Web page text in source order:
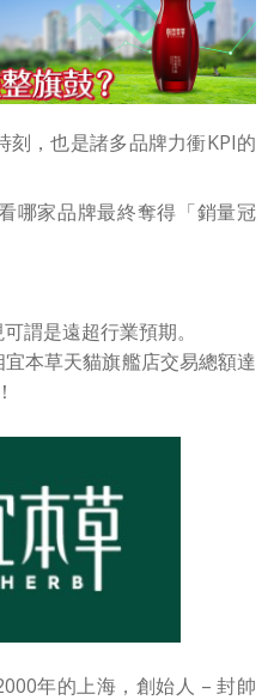
刻，也是諸多品牌力衝KPI的
哪家品牌最終奪得「銷量冠
謂是遠超行業預期。
本草天貓旗艦店交易總額達
年的上海，創始人 – 封帥